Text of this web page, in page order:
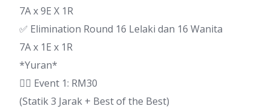
7A x 9E X 1R
✅ Elimination Round 16 Lelaki dan 16 Wanita
7A x 1E x 1R
*Yuran*
👉🏼 Event 1: RM30
(Statik 3 Jarak + Best of the Best)